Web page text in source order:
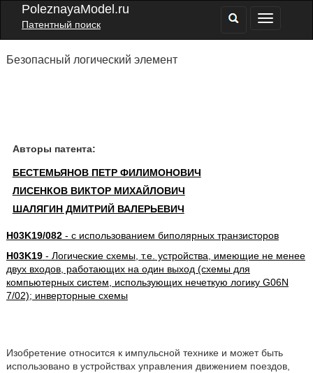
PoleznayaModel.ru
Патентный поиск
Безопасный логический элемент
Авторы патента:
БЕСТЕМЬЯНОВ ПЕТР ФИЛИМОНОВИЧ
ЛИСЕНКОВ ВИКТОР МИХАЙЛОВИЧ
ШАЛЯГИН ДМИТРИЙ ВАЛЕРЬЕВИЧ
H03K19/082- с использованием биполярных транзисторов
H03K19- Логические схемы, т.е. устройства, имеющие не менее
двух входов, работающих на один выход (схемы для
компьютерных систем, использующих нечеткую логику G06N
7/02); инверторные схемы
Изобретение относится к импульсной технике и может быть
использовано в устройствах управления движением поездов,